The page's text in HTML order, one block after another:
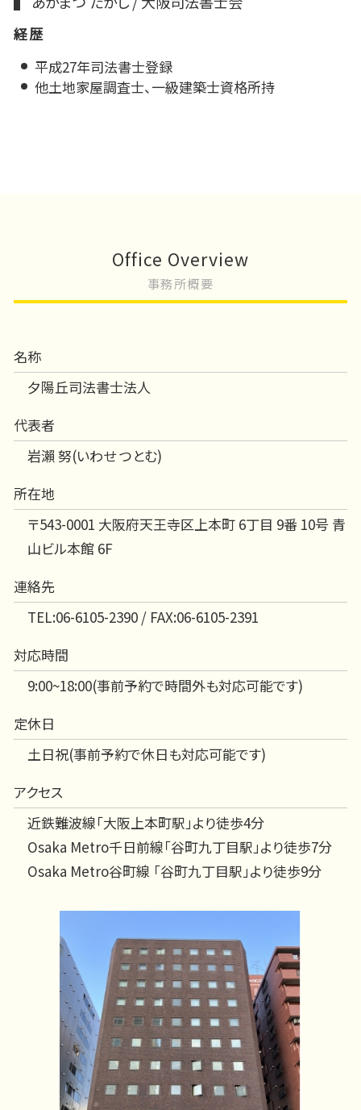
経歴
平成27年司法書士登録
他土地家屋調査士、一級建築士資格所持
Office Overview
事務所概要
名称
夕陽丘司法書士法人
代表者
岩瀨 努(いわせ つとむ)
所在地
〒543-0001 大阪府天王寺区上本町 6丁目 9番 10号 青
山ビル本館 6F
連絡先
TEL:06-6105-2390 / FAX:06-6105-2391
対応時間
9:00~18:00(事前予約で時間外も対応可能です)
定休日
土日祝(事前予約で休日も対応可能です)
アクセス
近鉄難波線「大阪上本町駅」より徒歩4分
Osaka Metro千日前線「谷町九丁目駅」より徒歩7分
Osaka Metro谷町線 「谷町九丁目駅」より徒歩9分